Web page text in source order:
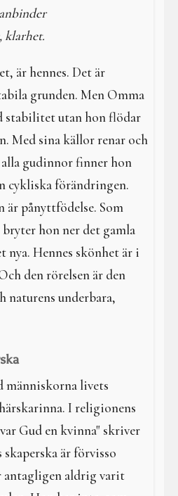
klarhet.
är hennes. Det är
grunden. Men Omma
stabilitet utan hon flödar
Med sina källor renar och
gudinnor finner hon
cykliska förändringen.
är pånyttfödelse. Som
hon ner det gamla
nya. Hennes skönhet är i
den rörelsen är den
naturens underbara,
människorna livets
I religionens
Gud en kvinna" skriver
är förvisso
antagligen aldrig varit